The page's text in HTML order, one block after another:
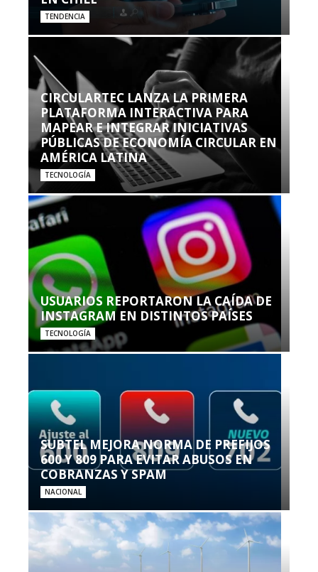
TENDENCIA
CIRCULARTEC LANZA LA PRIMERA
PLATAFORMA INTERACTIVA PARA
MAPEAR E INTEGRAR INICIATIVAS
PÚBLICAS DE ECONOMÍA CIRCULAR EN
AMÉRICA LATINA
TECNOLOGÍA
USUARIOS REPORTARON LA CAÍDA DE
INSTAGRAM EN DISTINTOS PAÍSES
TECNOLOGÍA
SUBTEL MEJORA NORMA DE PREFIJOS
600 Y 809 PARA EVITAR ABUSOS EN
COBRANZAS Y SPAM
NACIONAL